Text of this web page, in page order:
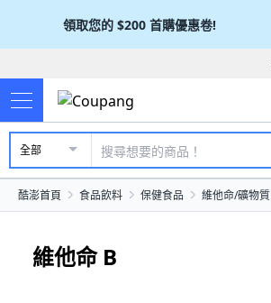
領取您的 $200 首購優惠卷!
全部
酷澎首頁 食品飲料 保健食品 維他命/礦物質
維他命 B